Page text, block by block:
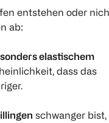
entstehen oder
ab:
elastischem
dass das
schwanger bist,